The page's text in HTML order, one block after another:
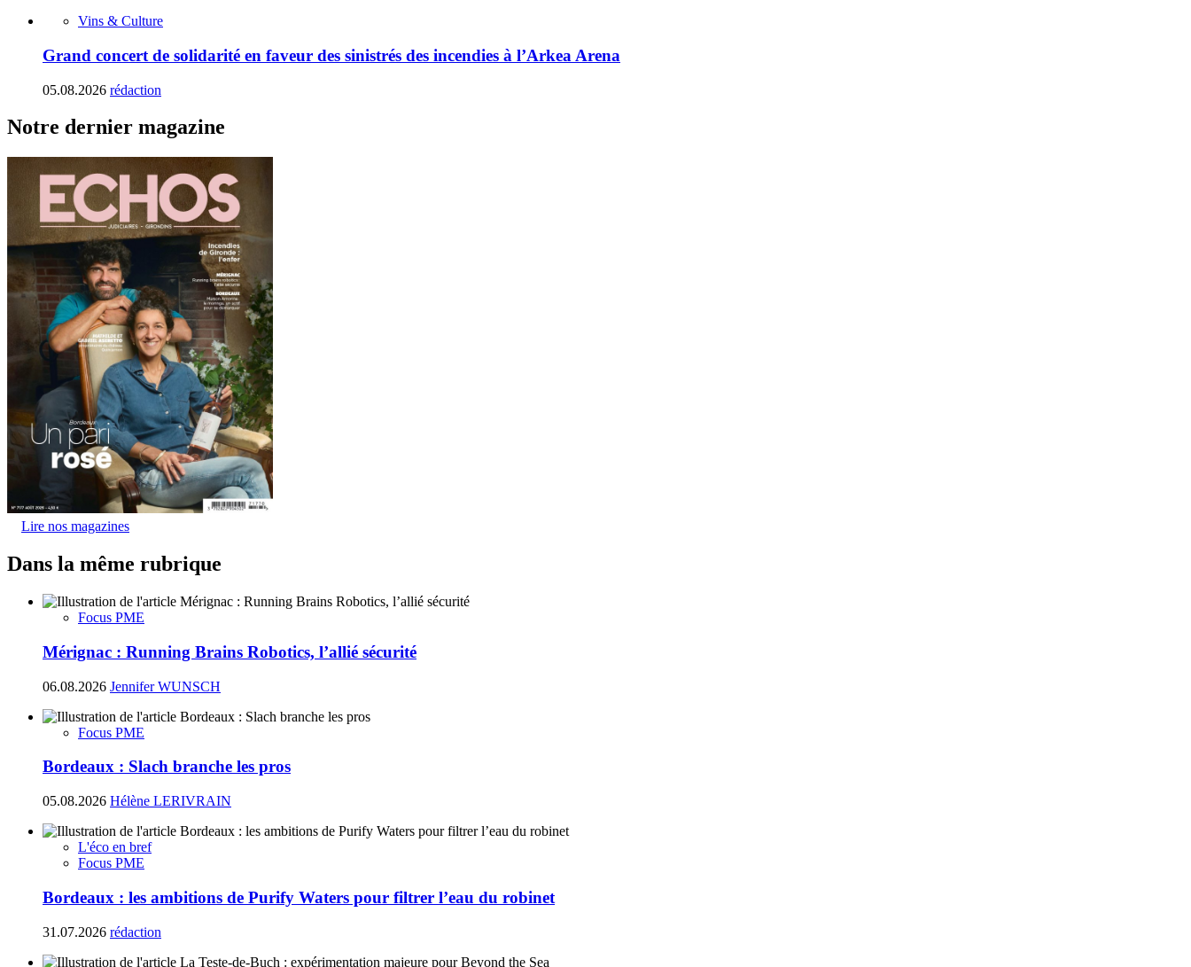
Vins & Culture
Grand concert de solidarité en faveur des sinistrés des incendies à l’Arkea Arena
05.08.2026 rédaction
Notre dernier magazine
Lire nos magazines
Dans la même rubrique
Focus PME
Mérignac : Running Brains Robotics, l’allié sécurité
06.08.2026 Jennifer WUNSCH
Focus PME
Bordeaux : Slach branche les pros
05.08.2026 Hélène LERIVRAIN
L'éco en bref
Focus PME
Bordeaux : les ambitions de Purify Waters pour filtrer l’eau du robinet
31.07.2026 rédaction